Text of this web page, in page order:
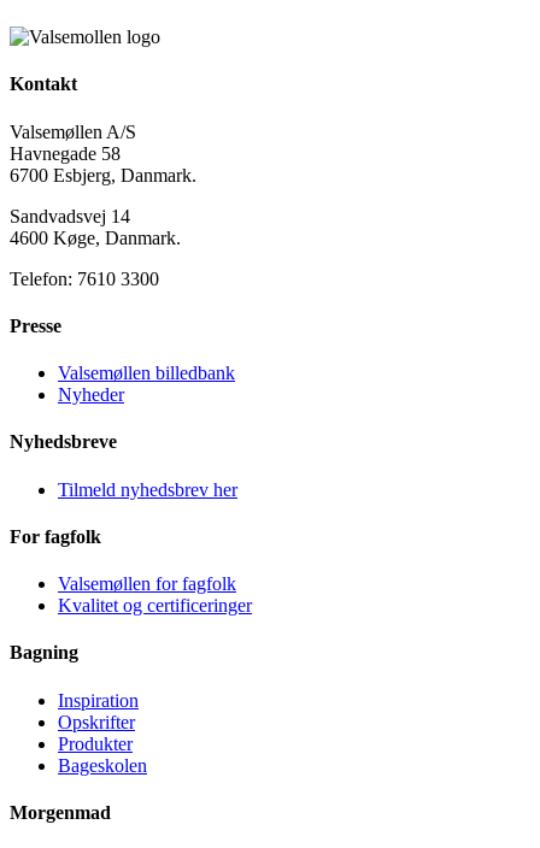
Kontakt
Valsemøllen A/S
Havnegade 58
6700 Esbjerg, Danmark.
Sandvadsvej 14
4600 Køge, Danmark.
Telefon: 7610 3300
Presse
Valsemøllen billedbank
Nyheder
Nyhedsbreve
Tilmeld nyhedsbrev her
For fagfolk
Valsemøllen for fagfolk
Kvalitet og certificeringer
Bagning
Inspiration
Opskrifter
Produkter
Bageskolen
Morgenmad